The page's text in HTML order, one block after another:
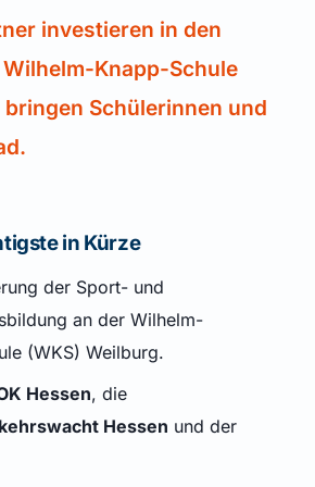
investieren in den
Knapp-Schule
Schülerinnen und
in Kürze
der Sport- und
an der Wilhelm-
(WKS) Weilburg.
Hessen, die
Hessen und der